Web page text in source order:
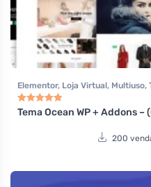
Elementor, Loja Virtual, Multiuso,
Woocommerce
Tema Ocean WP + Addons –
200